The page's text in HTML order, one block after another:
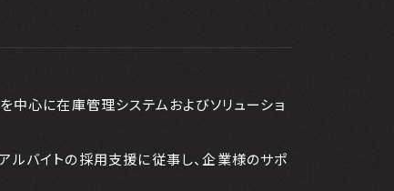
心に在庫管理システムおよびソリューショ
ルバイトの採用支援に従事し、企業様のサポ